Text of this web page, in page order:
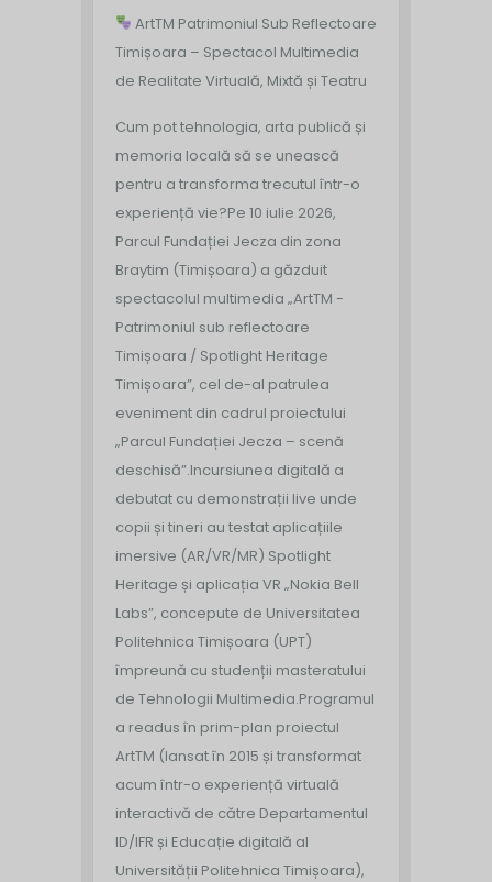
ArtTM Patrimoniul Sub Reflectoare
Timișoara – Spectacol Multimedia
de Realitate Virtuală, Mixtă și Teatru
Cum pot tehnologia, arta publică și
memoria locală să se unească
pentru a transforma trecutul într-o
experiență vie?Pe 10 iulie 2026,
Parcul Fundației Jecza din zona
Braytim (Timișoara) a găzduit
spectacolul multimedia „ArtTM -
Patrimoniul sub reflectoare
Timișoara / Spotlight Heritage
Timișoara”, cel de-al patrulea
eveniment din cadrul proiectului
„Parcul Fundației Jecza – scenă
deschisă”.Incursiunea digitală a
debutat cu demonstrații live unde
copii și tineri au testat aplicațiile
imersive (AR/VR/MR) Spotlight
Heritage și aplicația VR „Nokia Bell
Labs”, concepute de Universitatea
Politehnica Timișoara (UPT)
împreună cu studenții masteratului
de Tehnologii Multimedia.Programul
a readus în prim-plan proiectul
ArtTM (lansat în 2015 și transformat
acum într-o experiență virtuală
interactivă de către Departamentul
ID/IFR și Educație digitală al
Universității Politehnica Timișoara),